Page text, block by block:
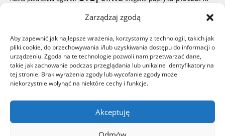
Zarządzaj zgodą
Aby zapewnić jak najlepsze wrażenia, korzystamy z technologii, takich jak
pliki cookie, do przechowywania i/lub uzyskiwania dostępu do informacji o
urządzeniu. Zgoda na te technologie pozwoli nam przetwarzać dane,
takie jak zachowanie podczas przeglądania lub unikalne identyfikatory na
tej stronie. Brak wyrażenia zgody lub wycofanie zgody może
niekorzystnie wpłynąć na niektóre cechy i funkcje.
Akceptuję
pierś z kurczaka pomidor
pieczenia rodzynki ser ser żółty sok z cytryny szynka sól
wiórki kokosowe wodaząbki czosnkuśmietana żółtka
Wszystkie prawa zastrzezone | All rights reservedSmaczne